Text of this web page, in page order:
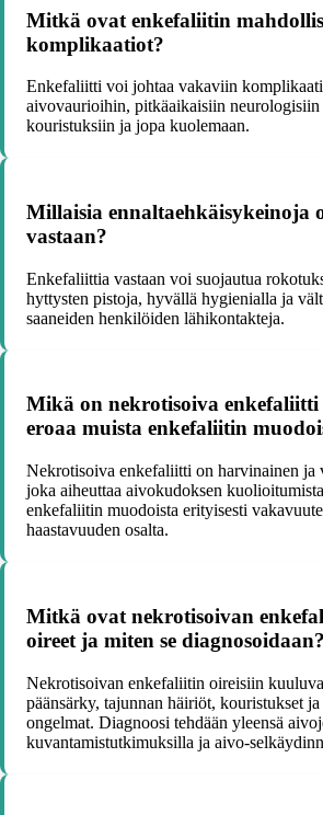
Mitkä ovat enkefaliitin
komplikaatiot?
Enkefaliitti voi johtaa vakaviin
aivovaurioihin, pitkäaikaisiin
kouristuksiin ja jopa kuolemaan.
Millaisia ennaltaehkäisykeinoja
vastaan?
Enkefaliittia vastaan voi suojautua
hyttysten pistoja, hyvällä hygienialla ja
saaneiden henkilöiden lähikontakteja.
Mikä on nekrotisoiva enkefaliitti
eroaa muista enkefaliitin
Nekrotisoiva enkefaliitti on harvinainen ja
joka aiheuttaa aivokudoksen
enkefaliitin muodoista erityisesti
haastavuuden osalta.
Mitkä ovat nekrotisoivan
oireet ja miten se diagnosoidaan?
Nekrotisoivan enkefaliitin oireisiin
päänsärky, tajunnan häiriöt, kouristukset
ongelmat. Diagnoosi tehdään yleensä
kuvantamistutkimuksilla ja aivo-